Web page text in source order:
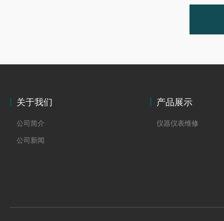
关于我们
公司简介
公司新闻
产品展示
仪器仪表维修